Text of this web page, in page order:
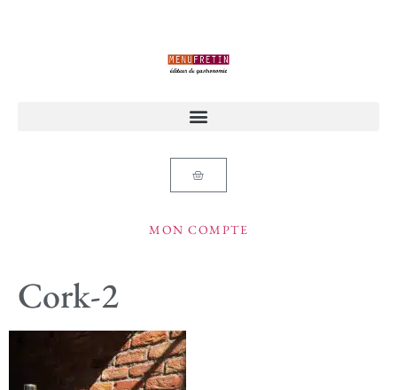
MON COMPTE
Cork-2